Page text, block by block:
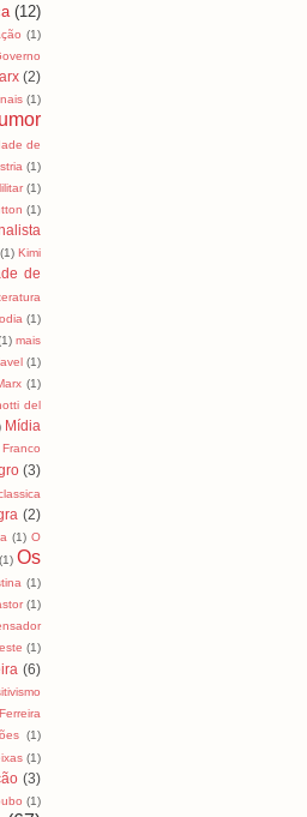
(12)
(1)
(2)
(1)
de
(1)
(1)
(1)
(1) Kimi
de
(1)
mais
(1)
(1)
del
Mídia
(3)
(2)
(1) O
(1) Os
(1)
(1)
(1)
(6)
(1)
(1)
(3)
(1)